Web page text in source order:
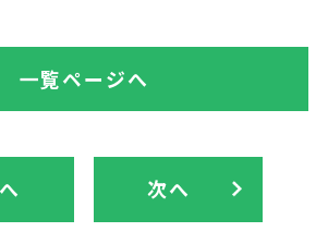
一覧ページへ
次へ